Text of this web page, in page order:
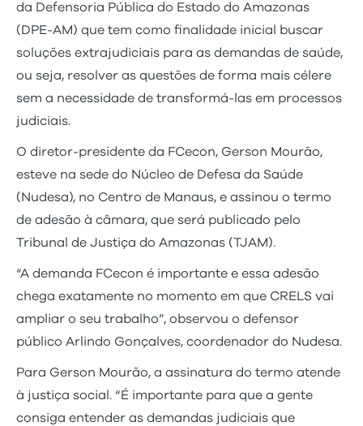
da Defensoria Pública do Estado do Amazonas
(DPE-AM) que tem como finalidade inicial buscar
soluções extrajudiciais para as demandas de saúde,
ou seja, resolver as questões de forma mais célere
sem a necessidade de transformá-las em processos
judiciais.
O diretor-presidente da FCecon, Gerson Mourão,
esteve na sede do Núcleo de Defesa da Saúde
(Nudesa), no Centro de Manaus, e assinou o termo
de adesão à câmara, que será publicado pelo
Tribunal de Justiça do Amazonas (TJAM).
“A demanda FCecon é importante e essa adesão
chega exatamente no momento em que CRELS vai
ampliar o seu trabalho”, observou o defensor
público Arlindo Gonçalves, coordenador do Nudesa.
Para Gerson Mourão, a assinatura do termo atende
à justiça social. “É importante para que a gente
consiga entender as demandas judiciais que